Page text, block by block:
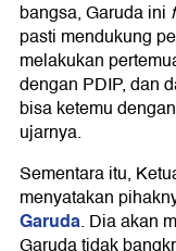
bangsa, Garuda ini
pasti mendukung
melakukan
dengan PDIP, dan
bisa ketemu
ujarnya.
Sementara itu,
menyatakan
Garuda. Dia akan
Garuda tidak